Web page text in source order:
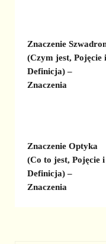
Znaczenie
(Czym jest, Pojęcie i
Definicja) –
Znaczenia
Znaczenie Optyka
(Co to jest, Pojęcie i
Definicja) –
Znaczenia